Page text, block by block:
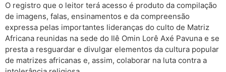
O registro que o leitor terá acesso é produto da compilação
de imagens, falas, ensinamentos e da compreensão
expressa pelas importantes lideranças do culto de Matriz
Africana reunidas na sede do Ilê Omin Lorê Axé Pavuna e se
presta a resguardar e divulgar elementos da cultura popular
de matrizes africanas e, assim, colaborar na luta contra a